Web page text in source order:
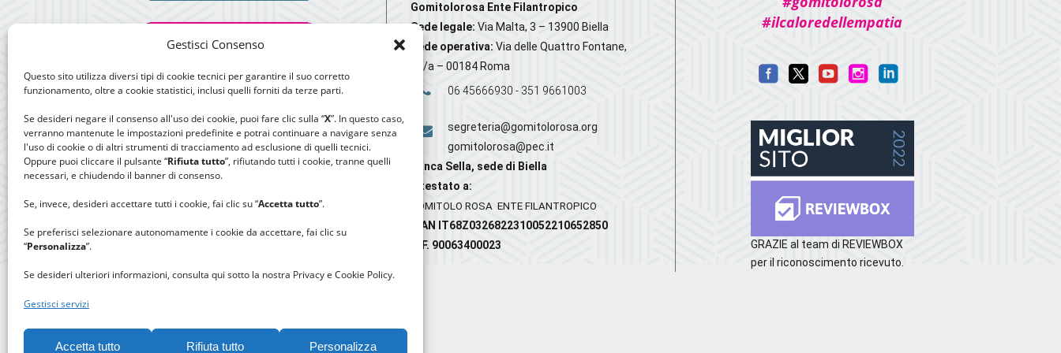
Gestisci Consenso
Questo sito utilizza diversi tipi di cookie tecnici per garantire il suo corretto
funzionamento, oltre a cookie statistici, inclusi quelli forniti da terze parti.
Se desideri negare il consenso all'uso dei cookie, puoi fare clic sulla “X”. In questo caso,
verranno mantenute le impostazioni predefinite e potrai continuare a navigare senza
l'uso di cookie o di altri strumenti di tracciamento ad esclusione di quelli tecnici.
Oppure puoi cliccare il pulsante “Rifiuta tutto”, rifiutando tutti i cookie, tranne quelli
necessari, e chiudendo il banner di consenso.
Se, invece, desideri accettare tutti i cookie, fai clic su “Accetta tutto”.
Se preferisci selezionare autonomamente i cookie da accettare, fai clic su
“Personalizza”.
Se desideri ulteriori informazioni, consulta qui sotto la nostra Privacy e Cookie Policy.
Gestisci servizi
Accetta tutto Rifiuta tutto Personalizza
Gomitolorosa Ente Filantropico
Sede legale: Via Malta, 3 – 13900 Biella
Sede operativa: Via delle Quattro Fontane,
20/a – 00184 Roma
06 45666930 - 351 9661003
segreteria@gomitolorosa.org
gomitolorosa@pec.it
Banca Sella, sede di Biella
Intestato a:
GOMITOLO ROSA ENTE FILANTROPICO
IBAN IT68Z0326822310052210652850
C.F. 90063400023
#ilcaloredellempatia
GRAZIE al team di REVIEWBOX
per il riconoscimento ricevuto.